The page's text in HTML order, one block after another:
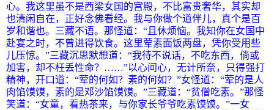
心。我这里虽不是西梁女国的宫殿，不比富贵奢华，其实却
也清闲自在，正好念佛看经。我与你做个道伴儿，真个是百
岁和谐也。三藏不语。那怪道：“且休烦恼。我知你在女国中
赴宴之时，不曾进得饮食。这里荤素面饭两盘，凭你受用些
儿压惊。”三藏沉思默想道：“我待不说话，不吃东西，倘或
加害，却不枉丢性命？……”以心问心，无计所奈，只得强打
精神，开口道：“荤的何如？素的何如？”女怪道：“荤的是人
肉馅馍馍，素的是邓沙馅馍馍。”三藏道：“贫僧吃素。”那怪
笑道：“女童，看热茶来，与你家长爷爷吃素馍馍。”一女